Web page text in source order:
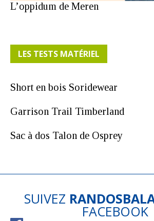
L’oppidum de Meren
LES TESTS MATÉRIEL
Short en bois Soridewear
Garrison Trail Timberland
Sac à dos Talon de Osprey
SUIVEZ
FACEBOOK